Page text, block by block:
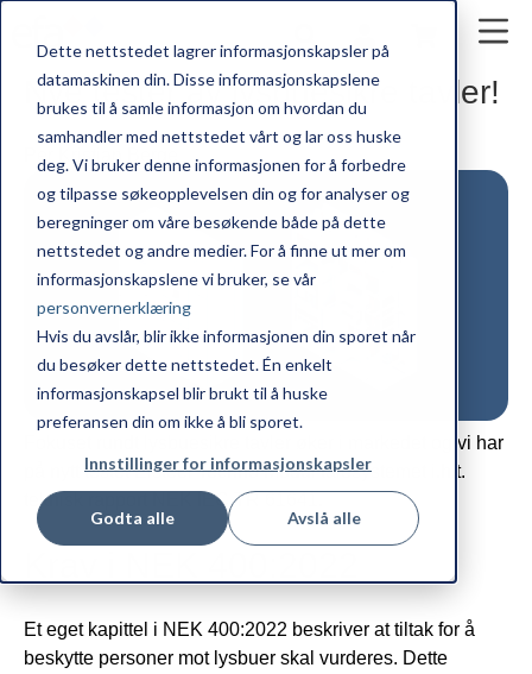
Dette nettstedet lagrer informasjonskapsler på
datamaskinen din. Disse informasjonskapslene
brukes til å samle informasjon om hvordan du
samhandler med nettstedet vårt og lar oss huske
deg. Vi bruker denne informasjonen for å forbedre
og tilpasse søkeopplevelsen din og for analyser og
beregninger om våre besøkende både på dette
nettstedet og andre medier. For å finne ut mer om
informasjonskapslene vi bruker, se vår
personvernerklæring
Hvis du avslår, blir ikke informasjonen din sporet når
du besøker dette nettstedet. Én enkelt
informasjonskapsel blir brukt til å huske
preferansen din om ikke å bli sporet.
Innstillinger for informasjonskapsler
Godta alle Avslå alle
Nye tester av lysbuesikre tavler!
Per Kristian Berge
Fokuset rundt lysbuesikre tavler øker i markedet og vi har
på nytt testet Elsteel Techno Modul talesystemet i.h.t.
teknisk rapport NEK IEC TR 61641.
Et eget kapittel i NEK 400:2022 beskriver at tiltak for å
beskytte personer mot lysbuer skal vurderes. Dette